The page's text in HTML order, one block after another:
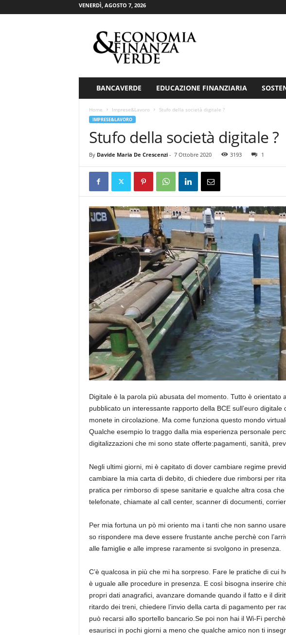
VENERDÌ, AGOSTO 7, 2026
z
e
BANCAVERDE EDUCAZIONE FINANZIARIA
Home Imprese&Lavoro Stufo della società digitale ?
IMPRESE&LAVORO
Stufo della società digitale ?
By Davide Maria De Crescenzi- 7 Ottobre 2020 3193 1
Digitale è la parola più abusata del momento. Tutto è orientato
pubblicato un interessante rapporto della BCE sull’euro
monete in circolazione. Ma come funziona questo mondo
Qualche esempio lo traggo dalla mia esperienza personale
digitalizzazioni che mi sono state offerte:pagamenti, sanità,
Negli ultimi giorni, mi è capitato di dover cambiare regime
cambiare la mia carta di debito, di chiedere due rimborsi per
pratica per rimborso di spese sanitarie e qualche altra cosa
telefonate, chiamate al call center, scanner di documenti,
Per mia fortuna un pò mi oriento ma i tanti che non sanno
so rispondere ma deve essere frustante anche perchè con
alle famiglie e alle imprese raramente si svolgono in presenza.
C’è qualcosa in più che mi ha sorpreso. Fare le pratiche di cui
è uguale alle procedure in presenza. E così bisogna inserire
propri dati anagrafici, avanzare domande quando il fatto e il
ritardo dei treni, chiedere l’invio della carta di pagamento per
può recarsi allo sportello bancario.Se poi non hai il Wi-Fi
esaurisci in pochi giorni a meno che qualche amico non ti